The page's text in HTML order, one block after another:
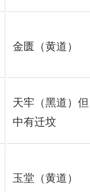
金匮（黄道）
天牢（黑道）
中有迁坟
玉堂（黄道）